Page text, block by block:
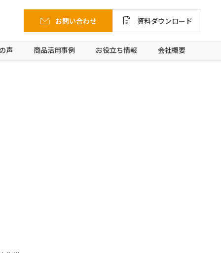
お問い合わせ 資料ダウンロード
声 商品活用事例 お役立ち情報 会社概要